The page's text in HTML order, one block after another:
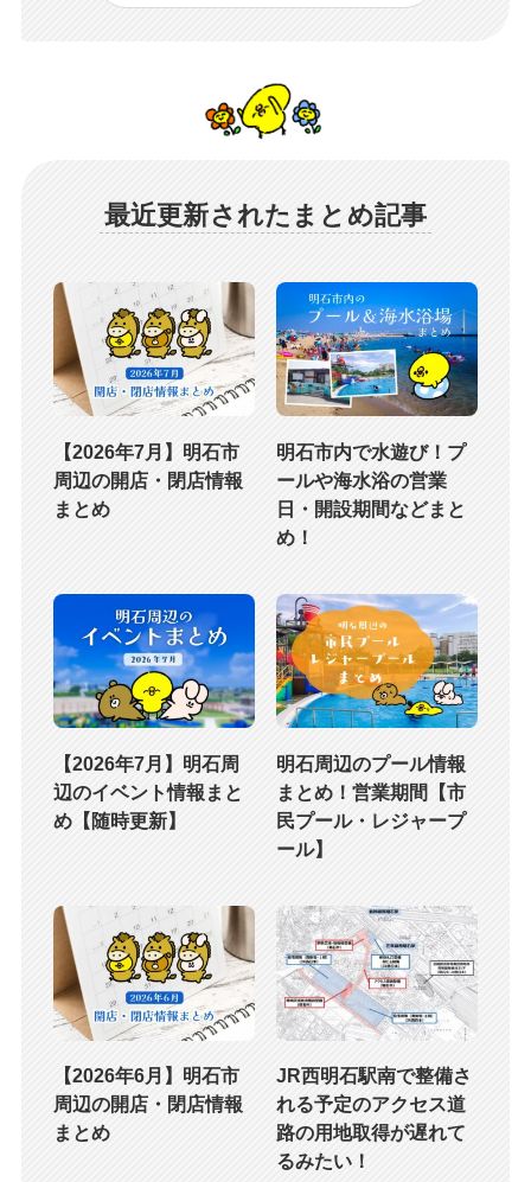
最近更新されたまとめ記事
【2026年7月】明石市
周辺の開店・閉店情報
まとめ
明石市内で水遊び！プ
ールや海水浴の営業
日・開設期間などまと
め！
【2026年7月】明石周
辺のイベント情報まと
め【随時更新】
明石周辺のプール情報
まとめ！営業期間【市
民プール・レジャープ
ール】
【2026年6月】明石市
周辺の開店・閉店情報
まとめ
JR西明石駅南で整備さ
れる予定のアクセス道
路の用地取得が遅れて
るみたい！